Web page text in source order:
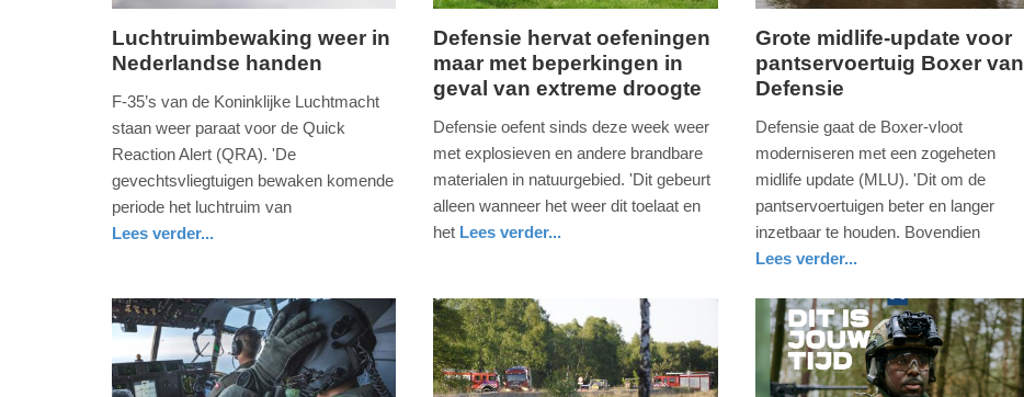
donderdag,
12:00
05-
2026
12:12
Luchtruimbewaking weer in
Nederlandse handen
F-35’s van de Koninklijke Luchtmacht
staan weer paraat voor de Quick
Reaction Alert (QRA). 'De
gevechtsvliegtuigen bewaken komende
periode het luchtruim van
Lees verder...
woensdag,
20.
05-
2026
17:50
Defensie hervat oefeningen
maar met beperkingen in
geval van extreme droogte
Defensie oefent sinds deze week weer
met explosieven en andere brandbare
materialen in natuurgebied. 'Dit gebeurt
alleen wanneer het weer dit toelaat en
het Lees verder...
maandag,
18.
05-
2026
21:37
Grote midlife-update voor
pantservoertuig Boxer van
Defensie
Defensie gaat de Boxer-vloot
moderniseren met een zogeheten
midlife update (MLU). 'Dit om de
pantservoertuigen beter en langer
inzetbaar te houden. Bovendien
Lees verder...
holland